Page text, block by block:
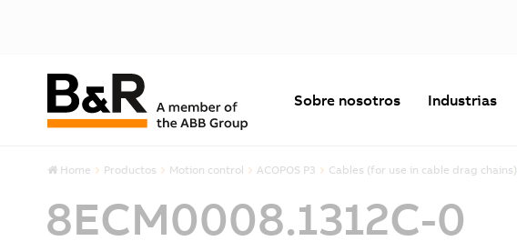
Sobre nosotros Industrias
Home Productos Motion control ACOPOS P3 Cables (for use in cable drag chains)
8ECM0008.1312C-0